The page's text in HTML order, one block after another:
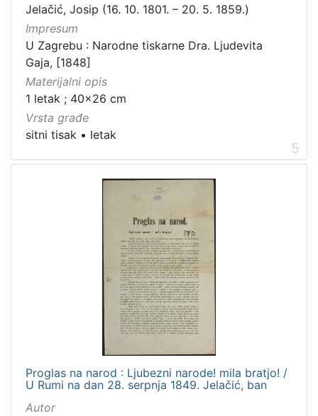
Jelačić, Josip (16. 10. 1801. – 20. 5. 1859.)
Impresum
U Zagrebu : Narodne tiskarne Dra. Ljudevita
Gaja, [1848]
Materijalni opis
1 letak ; 40x26 cm
Vrsta građe
sitni tisak • letak
5
Proglas na narod : Ljubezni narode! mila bratjo! /
U Rumi na dan 28. serpnja 1849. Jelačić, ban
Autor